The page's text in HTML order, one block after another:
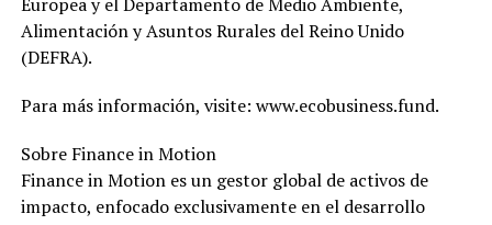
Alimentación y Asuntos Rurales del Reino Unido
(DEFRA).
Para más información, visite: www.ecobusiness.fund.
Sobre Finance in Motion
Finance in Motion es un gestor global de activos de
impacto, enfocado exclusivamente en el desarrollo